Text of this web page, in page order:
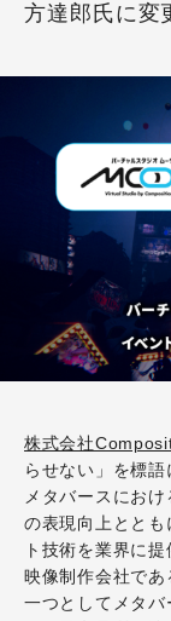
方達郎氏に変
株式会社
らせない」を標
メタバースにお
の表現向上とと
ト技術を業界に
映像制作会社で
一つとしてメタ